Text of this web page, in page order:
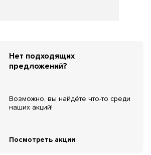
Нет подходящих
предложений?
Возможно, вы найдёте что-то среди
наших акций!
Посмотреть акции